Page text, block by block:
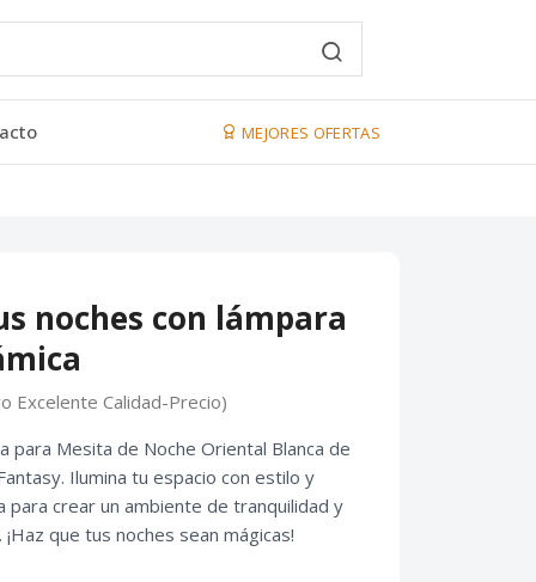
MEJORES OFERTAS
noches con lámpara
Excelente Calidad-Precio)
para Mesita de Noche Oriental Blanca de
Ilumina tu espacio con estilo y
para crear un ambiente de tranquilidad y
que tus noches sean mágicas!